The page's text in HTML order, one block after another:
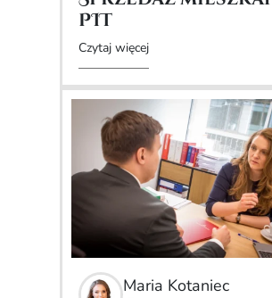
PIT
Czytaj więcej
Maria Kotaniec